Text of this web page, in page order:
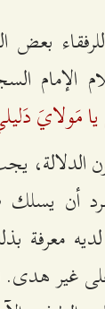
بعض
الإمام
يا مَولايَ
الدلالة،
أن يسلك
معرفة
غير هدى.